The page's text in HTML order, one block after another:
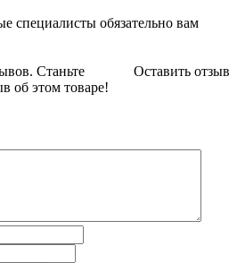
специалисты обязательно вам
Оставить отзыв
Станьте
об этом товаре!